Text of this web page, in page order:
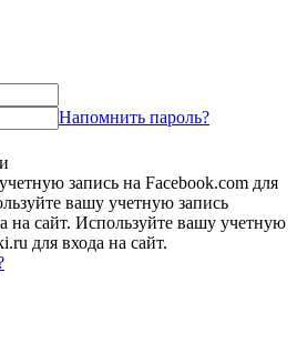
Напомнить пароль?
запись на Facebook.com для
вашу учетную запись
на сайт. Используйте вашу учетную
для входа на сайт.